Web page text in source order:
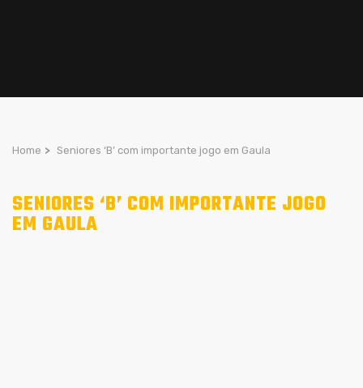
Home > Seniores ‘B’ com importante jogo em Gaula
SENIORES ‘B’ COM IMPORTANTE JOGO
EM GAULA